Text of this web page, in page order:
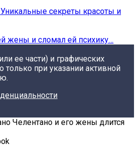
секреты красоты и
жены и сломал ей психику…
ее части) и графических
при указании активной
Челентано и его жены длится